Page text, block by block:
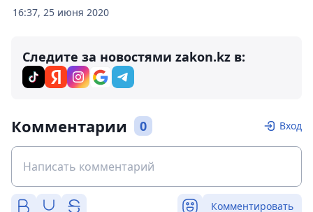
16:37, 25 июня 2020
Следите за новостями zakon.kz в:
Комментарии 0 Вход
Комментировать